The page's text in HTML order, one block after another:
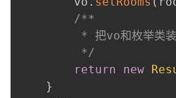
/**
* 把vo和枚举类
         */
return
new
}